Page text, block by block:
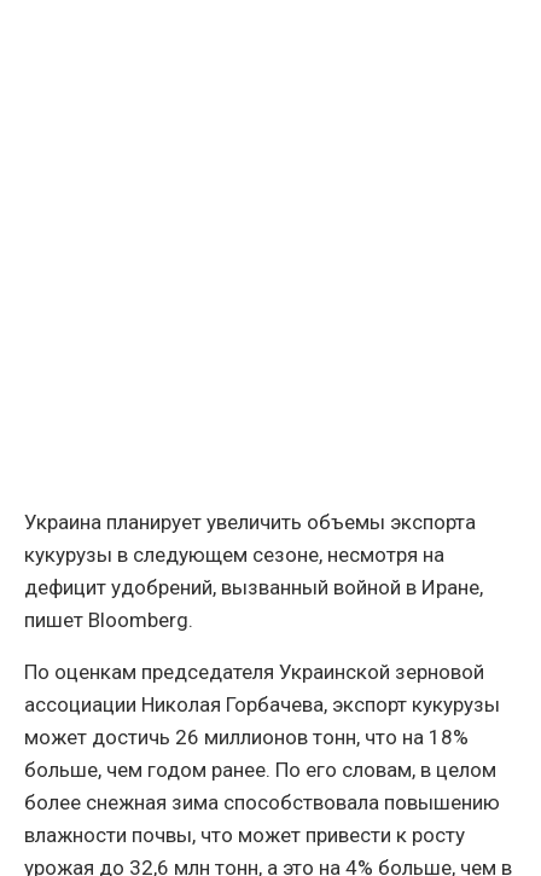
Украина планирует увеличить объемы экспорта
кукурузы в следующем сезоне, несмотря на
дефицит удобрений, вызванный войной в Иране,
пишет Bloomberg.
По оценкам председателя Украинской зерновой
ассоциации Николая Горбачева, экспорт кукурузы
может достичь 26 миллионов тонн, что на 18%
больше, чем годом ранее. По его словам, в целом
более снежная зима способствовала повышению
влажности почвы, что может привести к росту
урожая до 32,6 млн тонн, а это на 4% больше, чем в